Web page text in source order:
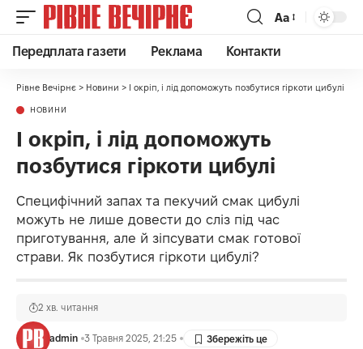
Аа
Передплата газети Реклама Контакти
Рівне Вечірнє > Новини > І окріп, і лід допоможуть позбутися гіркоти цибулі
НОВИНИ
І окріп, і лід допоможуть
позбутися гіркоти цибулі
Специфічний запах та пекучий смак цибулі
можуть не лише довести до сліз під час
приготування, але й зіпсувати смак готової
страви. Як позбутися гіркоти цибулі?
admin 3 Травня 2025, 21:25
2 хв. читання